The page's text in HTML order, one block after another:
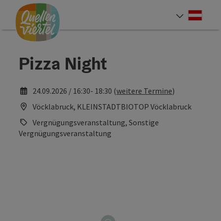
Zum Inhalt
Zur Navigation
Zum Seitenanfang
Pizza Night
24.09.2026 / 16:30- 18:30 (weitere Termine)
Vöcklabruck, KLEINSTADTBIOTOP Vöcklabruck
Vergnügungsveranstaltung, Sonstige
Vergnügungsveranstaltung